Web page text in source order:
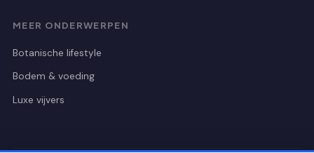
MEER ONDERWERPEN
Botanische lifestyle
Bodem & voeding
Luxe vijvers